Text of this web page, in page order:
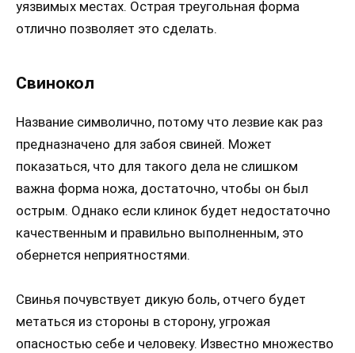
уязвимых местах. Острая треугольная форма
отлично позволяет это сделать.
Свинокол
Название символично, потому что лезвие как раз
предназначено для забоя свиней. Может
показаться, что для такого дела не слишком
важна форма ножа, достаточно, чтобы он был
острым. Однако если клинок будет недостаточно
качественным и правильно выполненным, это
обернется неприятностями.
Свинья почувствует дикую боль, отчего будет
метаться из стороны в сторону, угрожая
опасностью себе и человеку. Известно множество